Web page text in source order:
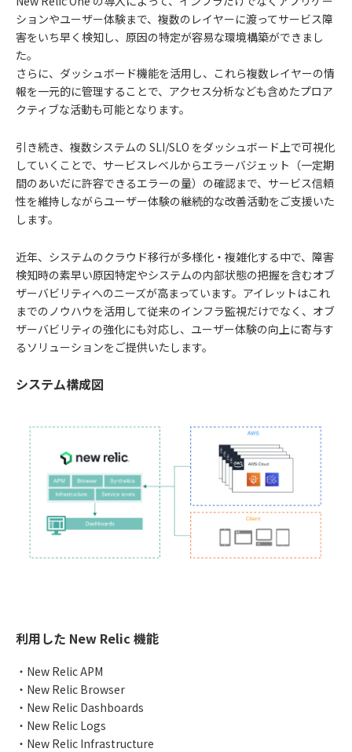
ションやユーザー体験まで、複数のレイヤーに渡ってサービス障
害をいち早く検知し、原因の特定が容易な環境構築ができまし
た。
さらに、ダッシュボード機能を活用し、これら複数レイヤーの情
報を一元的に管理することで、アクセス分析なども含めたプロア
クティブな活動も可能となります。
引き続き、複数システムの SLI/SLO をダッシュボード上で可視化
していくことで、サービスレベルからエラーバジェット（一定期
間のあいだに許容できるエラーの量）の確認まで、サービス信頼
性を維持しながらユーザー体験の継続的な改善活動をご支援いた
します。
近年、システムのクラウド移行が多様化・複雑化する中で、障害
検知時の素早い原因特定やシステムの内部状態の把握を含むオブ
ザーバビリティへのニーズが高まっています。アイレットはこれ
までのノウハウを活用して従来のインフラ監視だけでなく、オブ
ザーバビリティの強化にも対応し、ユーザー体験の向上に寄与す
るソリューションをご提供いたします。
システム構成図
利用した New Relic 機能
・New Relic APM
・New Relic Browser
・New Relic Dashboards
・New Relic Logs
・New Relic Infrastructure